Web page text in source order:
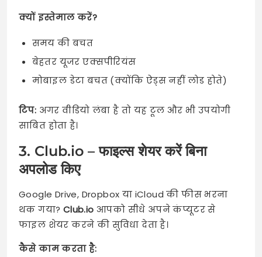
क्यों इस्तेमाल करें?
समय की बचत
बेहतर यूजर एक्सपीरियंस
मोबाइल डेटा बचत (क्योंकि ऐड्स नहीं लोड होते)
टिप: अगर वीडियो लंबा है तो यह टूल और भी उपयोगी
साबित होता है।
3. Club.io – फाइल्स शेयर करें बिना
अपलोड किए
Google Drive, Dropbox या iCloud की फीस भरना
थक गया? Club.io आपको सीधे अपने कंप्यूटर से
फाइल शेयर करने की सुविधा देता है।
कैसे काम करता है: